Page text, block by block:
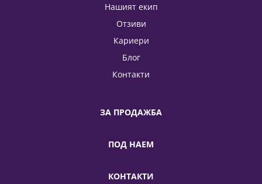
Нашият екип
Отзиви
Кариери
Блог
Контакти
ЗА ПРОДАЖБА
ПОД НАЕМ
КОНТАКТИ